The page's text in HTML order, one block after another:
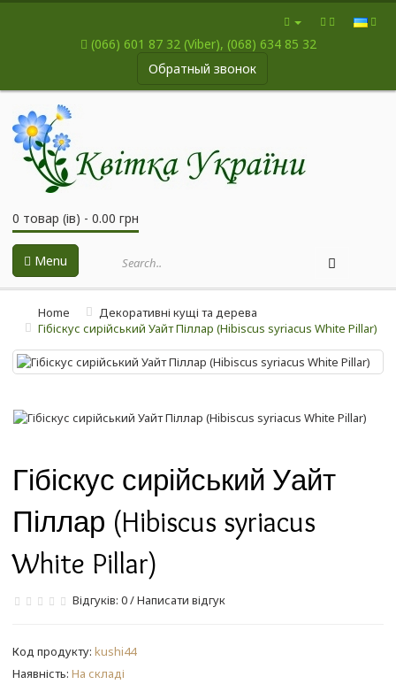
(066) 601 87 32 (Viber), (068) 634 85 32
Обратный звонок
0 товар (ів) - 0.00 грн
Menu
Home
Декоративні кущі та дерева
Гібіскус сирійський Уайт Піллар (Hibiscus syriacus White Pillar)
Гібіскус сирійський Уайт
Піллар (Hibiscus syriacus
White Pillar)
Відгуків: 0/Написати відгук
Код продукту: kushi44
Наявність: На складі